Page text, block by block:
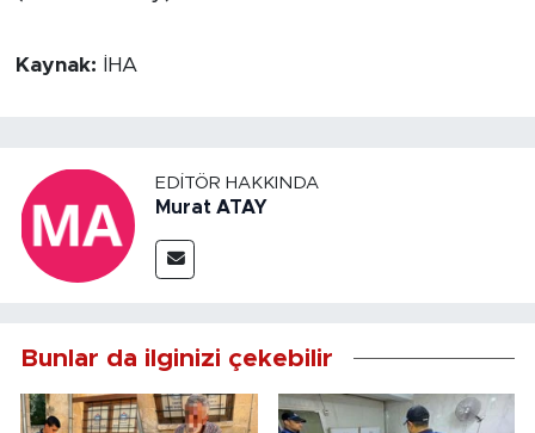
Kaynak: İHA
EDITÖR HAKKINDA
Murat ATAY
Bunlar da ilginizi çekebilir